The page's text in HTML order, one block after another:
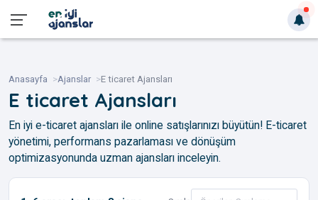
Anasayfa Ajanslar E ticaret Ajansları
E ticaret Ajansları
En iyi e-ticaret ajansları ile online satışlarınızı büyütün! E-ticaret
yönetimi, performans pazarlaması ve dönüşüm
optimizasyonunda uzman ajansları inceleyin.